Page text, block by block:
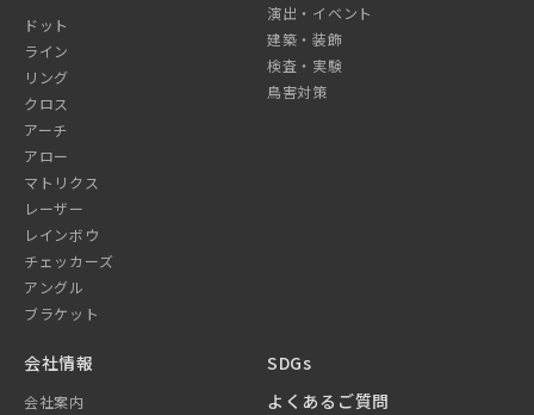
ドット
ライン
リング
クロス
アーチ
アロー
マトリクス
レーザー
レインボウ
チェッカーズ
アングル
ブラケット
演出・イベント
建築・装飾
検査・実験
鳥害対策
会社情報
会社案内
SDGs
よくあるご質問